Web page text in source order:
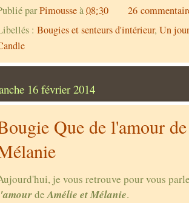
parPimousseà08:30
26
: Bougies et senteurs d'intérieur, Un
16 février 2014
Que de l'amour
je vous retrouve pour vous
deAmélie et Mélanie.